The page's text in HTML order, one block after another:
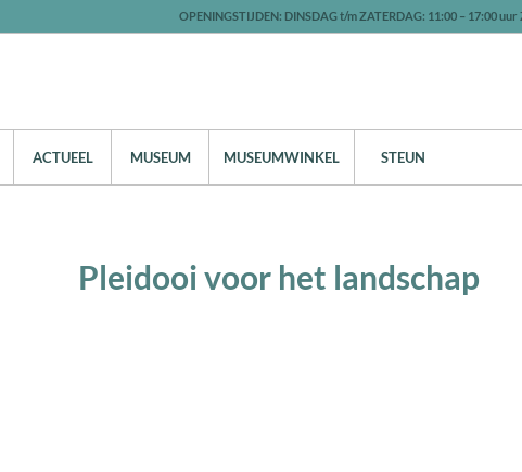
OPENINGSTIJDEN: DINSDAG t/m ZATERDAG: 11:00 – 17:00
ACTUEEL MUSEUM MUSEUMWINKEL STEUN
Pleidooi voor het landschap